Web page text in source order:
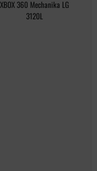
XBOX 360 Mechanika LG
3120L